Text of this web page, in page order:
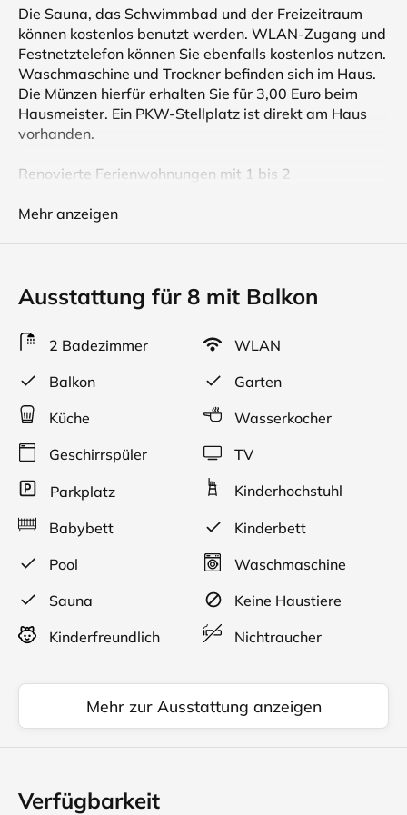
Die Sauna, das Schwimmbad und der Freizeitraum
können kostenlos benutzt werden. WLAN-Zugang und
Festnetztelefon können Sie ebenfalls kostenlos nutzen.
Waschmaschine und Trockner befinden sich im Haus.
Die Münzen hierfür erhalten Sie für 3,00 Euro beim
Hausmeister. Ein PKW-Stellplatz ist direkt am Haus
vorhanden.
Renovierte Ferienwohnungen mit 1 bis 2
in Zinnowitz. WLAN-Zugang und Festnetztelefon ist
am Haus der Wohnung zugewiesener PKW-
Abstellplatz ausgestattet. Sie ist ruhig am Waldrand
gelegen. Ihre Fahrräder stellen Sie sicher in unserem
geräumigen abschließbaren Fahrradhaus unter.
Waschmaschine und Wäschetrockner im Hause
vorhanden. Das Zentrum von Zinnowitz ist nur etwa
fünf Gehminuten entfernt. Der über 40 Kilometer lange
Gehminuten zu erreichen. Die Insel Usedom lädt jedoch
nicht nur zu ausgiebigen Spaziergängen ein, sondern
auch zum Fahrradfahren auf den zahlreichen
Fahrradwegen.
Mehr anzeigen
Ausstattung für 8 mit Balkon
2 Badezimmer
WLAN
Balkon
Garten
Küche
Wasserkocher
Geschirrspüler
TV
Parkplatz Kinderhochstuhl
Babybett
Kinderbett
Pool
Waschmaschine
Sauna
Keine Haustiere
Kinderfreundlich
Nichtraucher
Mehr zur Ausstattung anzeigen
Verfügbarkeit